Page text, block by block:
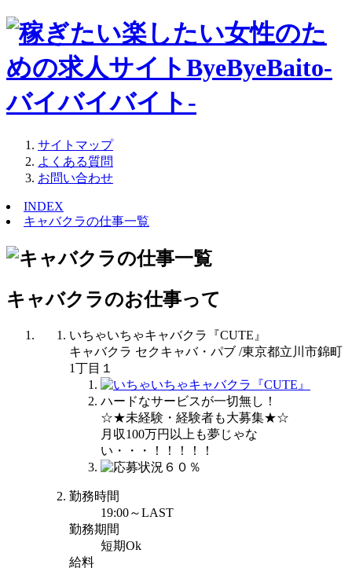
サイトマップ
よくある質問
お問い合わせ
INDEX
キャバクラの仕事一覧
キャバクラのお仕事って
いちゃいちゃキャバクラ『CUTE』
キャバクラ セクキャバ・パブ /東京都立川市錦町
1丁目１
ハードなサービスが一切無し！
☆★未経験・経験者も大募集★☆
月収100万円以上も夢じゃな
い・・・！！！！！
勤務時間
19:00～LAST
勤務期間
短期Ok
給料